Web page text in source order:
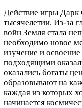
Действие игры Дарк
тысячелетии. Из-за
войн Земля стала
необходимо новое
изучение и
подходящими
оказались богаты
образовывают на
каждая из которых
начинается